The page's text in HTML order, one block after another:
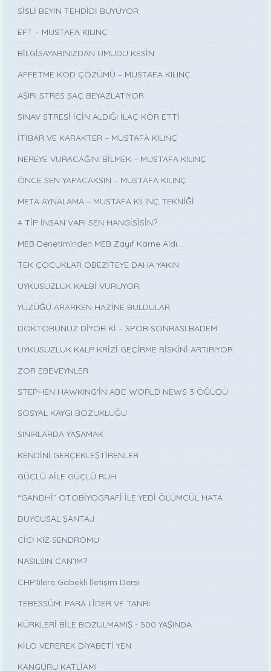
SİSLİ BEYİN TEHDİDİ BÜYÜYOR
EFT – MUSTAFA KILINÇ
BİLGİSAYARINIZDAN UMUDU KESİN
AFFETME KOD ÇÖZÜMÜ – MUSTAFA KILINÇ
AŞIRI STRES SAÇ BEYAZLATIYOR.
SINAV STRESİ İÇİN ALDIĞI İLAÇ KÖR ETTİ
İTİBAR VE KARAKTER – MUSTAFA KILINÇ
NEREYE VURACAĞINI BİLMEK – MUSTAFA KILINÇ
ÖNCE SEN YAPACAKSIN – MUSTAFA KILINÇ
META AYNALAMA – MUSTAFA KILINÇ TEKNİĞİ
4 TİP İNSAN VAR! SEN HANGİSİSİN?
MEB Denetiminden MEB Zayıf Karne Aldı…
TEK ÇOCUKLAR OBEZİTEYE DAHA YAKIN
UYKUSUZLUK KALBİ VURUYOR
YÜZÜĞÜ ARARKEN HAZİNE BULDULAR
DOKTORUNUZ DİYOR Kİ – SPOR SONRASI BADEM
UYKUSUZLUK KALP KRİZİ GEÇİRME RİSKİNİ ARTIRIYOR
ZOR EBEVEYNLER
STEPHEN HAWKING‘İN ABC WORLD NEWS 3 ÖĞÜDÜ
SOSYAL KAYGI BOZUKLUĞU
SINIRLARDA YAŞAMAK
KENDİNİ GERÇEKLEŞTİRENLER
GÜÇLÜ AİLE GÜÇLÜ RUH
“GANDHİ” OTOBİYOGRAFİ İLE YEDİ ÖLÜMCÜL HATA
DUYGUSAL ŞANTAJ
CİCİ KIZ SENDROMU
NASILSIN CAN’IM?
CHP'lilere Göbekli İletişim Dersi
TEBESSÜM: PARA LİDER VE TANRI
KÜRKLERİ BİLE BOZULMAMIŞ - 500 YAŞINDA
KİLO VEREREK DİYABETİ YEN
KANGURU KATLİAMI